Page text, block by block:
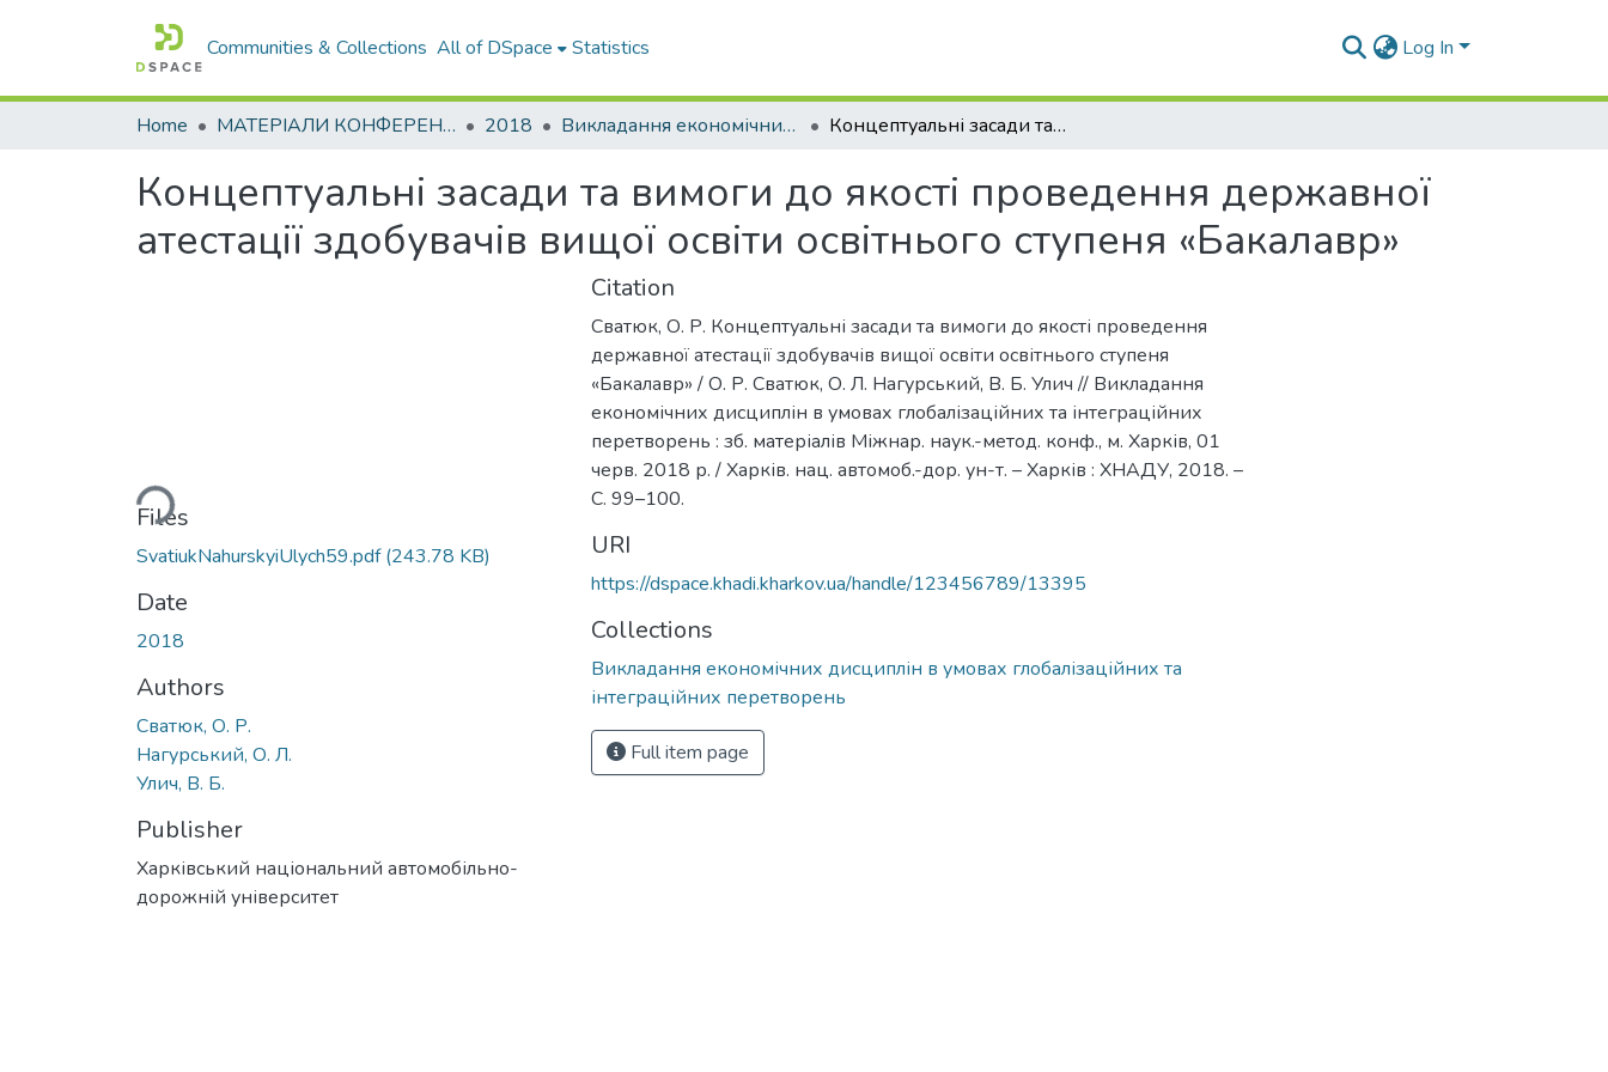
Communities & Collections All of DSpace Statistics Log In
Home МАТЕРІАЛИ КОНФЕРЕНЦІЙ 2018 Викладання економічних дисциплін в умовах глобалізаційних та інтеграційних перетворень Концептуальні засади та вимоги до якості проведення державної атестації здобувачів вищої освіти освітнього ступеня «Бакалавр»
Концептуальні засади та вимоги до якості проведення державної
атестації здобувачів вищої освіти освітнього ступеня «Бакалавр»
Loading...
Files
SvatiukNahurskyiUlych59.pdf(243.78 KB)
Date
2018
Authors
Сватюк, О. Р.
Нагурський, О. Л.
Улич, В. Б.
Publisher
Харківський національний автомобільно-
дорожній університет
Citation
Сватюк, О. Р. Концептуальні засади та вимоги до якості проведення
державної атестації здобувачів вищої освіти освітнього ступеня
«Бакалавр» / О. Р. Сватюк, О. Л. Нагурський, В. Б. Улич // Викладання
економічних дисциплін в умовах глобалізаційних та інтеграційних
перетворень : зб. матеріалів Міжнар. наук.-метод. конф., м. Харків, 01
черв. 2018 р. / Харків. нац. автомоб.-дор. ун-т. – Харків : ХНАДУ, 2018. –
С. 99–100.
URI
https://dspace.khadi.kharkov.ua/handle/123456789/13395
Collections
Викладання економічних дисциплін в умовах глобалізаційних та
інтеграційних перетворень
Full item page